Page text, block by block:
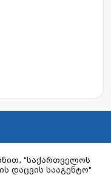
"საქართველოს
დაცვის სააგენტო"